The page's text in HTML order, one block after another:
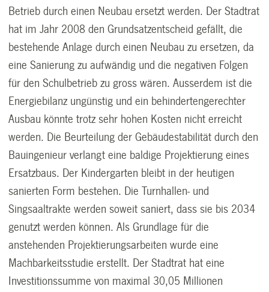
Betrieb durch einen Neubau ersetzt werden. Der Stadtrat
hat im Jahr 2008 den Grundsatzentscheid gefällt, die
bestehende Anlage durch einen Neubau zu ersetzen, da
eine Sanierung zu aufwändig und die negativen Folgen
für den Schulbetrieb zu gross wären. Ausserdem ist die
Energiebilanz ungünstig und ein behindertengerechter
Ausbau könnte trotz sehr hohen Kosten nicht erreicht
werden. Die Beurteilung der Gebäudestabilität durch den
Bauingenieur verlangt eine baldige Projektierung eines
Ersatzbaus. Der Kindergarten bleibt in der heutigen
sanierten Form bestehen. Die Turnhallen- und
Singsaaltrakte werden soweit saniert, dass sie bis 2034
genutzt werden können. Als Grundlage für die
anstehenden Projektierungsarbeiten wurde eine
Machbarkeitsstudie erstellt. Der Stadtrat hat eine
Investitionssumme von maximal 30,05 Millionen